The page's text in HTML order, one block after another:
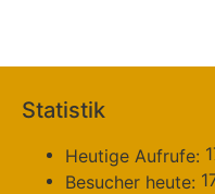
Statistik
Heutige Aufrufe:
Besucher heute: